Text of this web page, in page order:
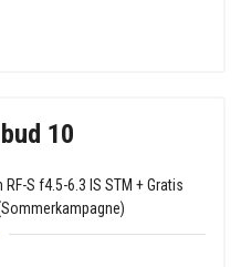
10
S f4.5-6.3 IS STM + Gratis